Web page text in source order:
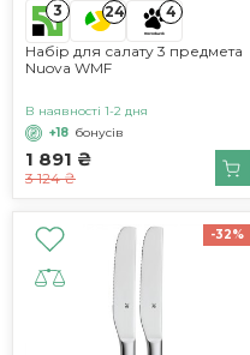
3 24 4
Набір для салату 3 предмета
Nuova WMF
1 891 ₴
3 124 ₴
В наявності 1-2 дня
+18 бонусів
-32%